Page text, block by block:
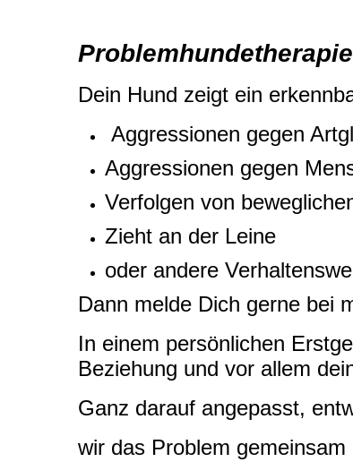
Dein Hund zeigt ein
Aggressionen gegen
Aggressionen gegen
Verfolgen von
Zieht an der Leine
oder andere
Dann melde Dich gerne bei
In einem persönlichen
Beziehung und vor allem
Ganz darauf angepasst,
wir das Problem